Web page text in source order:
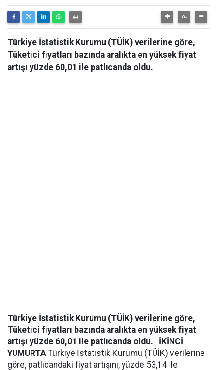
Türkiye İstatistik Kurumu (TÜİK) verilerine göre,
Tüketici fiyatları bazında aralıkta en yüksek fiyat
artışı yüzde 60,01 ile patlıcanda oldu.
Türkiye İstatistik Kurumu (TÜİK) verilerine göre,
Tüketici fiyatları bazında aralıkta en yüksek fiyat
artışı yüzde 60,01 ile patlıcanda oldu.
İKİNCİ
YUMURTA Türkiye İstatistik Kurumu (TÜİK) verilerine
göre, patlıcandaki fiyat artışını, yüzde 53,14 ile